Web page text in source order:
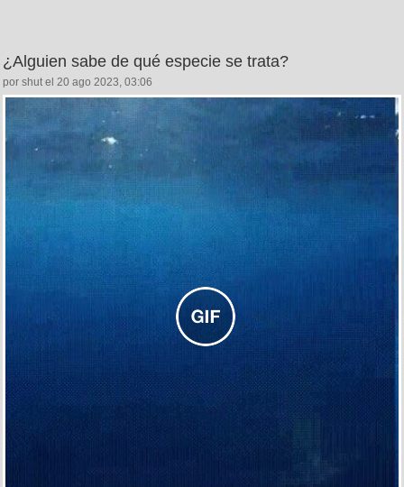
¿Alguien sabe de qué especie se trata?
por shut el 20 ago 2023, 03:06